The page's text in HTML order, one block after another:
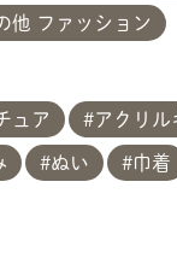
他 ファッション
ュア アクリル
ぬい 巾着